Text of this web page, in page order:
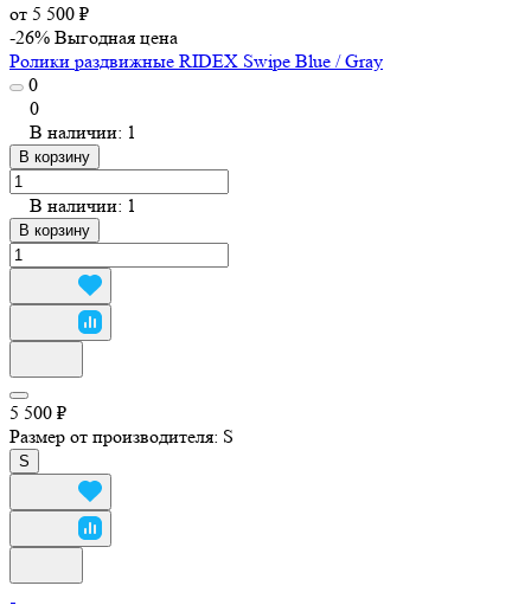
от 5 500 ₽
-26% Выгодная цена
Ролики раздвижные RIDEX Swipe Blue / Gray
0
0
В наличии: 1
В корзину
В наличии: 1
В корзину
5 500 ₽
Размер от производителя: S
S